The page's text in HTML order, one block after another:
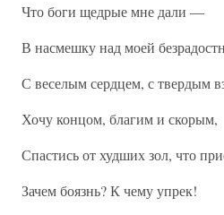
Что боги щедрые мне дали —
В насмешку над моей
С веселым сердцем, с твердым
Хочу концом, благим и скорым,
Спастись от худших зол, что
Зачем боязнь? К чему упрек!